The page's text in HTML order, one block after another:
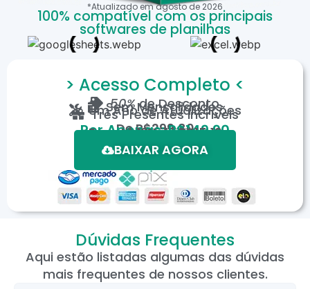
*Atualizado emagostode 2026
100% compatível com os principais
softwares de planilhas
> Acesso Completo <
50%de Desconto
Sem Mensalidades
Um Ano de Atualizações
Três Presentes Incríveis
DeR$299,80
Por Apenas: R$149,90
Em até 12X de R$15,19
*Oferta válida por tempo limitado.
BAIXAR AGORA
Dúvidas Frequentes
Aqui estão listadas algumas das dúvidas
mais frequentes de nossos clientes.